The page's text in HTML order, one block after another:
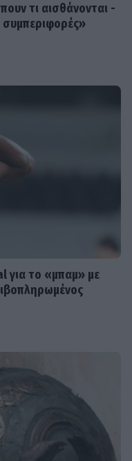
τι αισθάνονται -
συμπεριφορές»
για το «μπαμ» με